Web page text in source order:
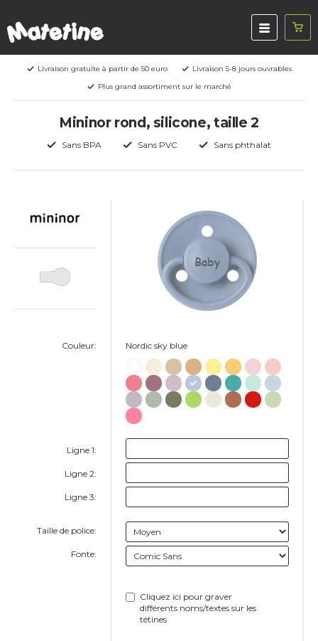
Livraison gratuite à partir de 50 euro
Livraison 5-8 jours ouvrables
Plus grand assortiment sur le marché
Mininor rond, silicone, taille 2
Sans BPA Sans PVC Sans phthalat
Couleur:
Ligne 1:
Ligne 2:
Ligne 3:
Taille de police:
Fonte:
Baby
Nordic sky blue
Cliquez ici pour graver
différents noms/textes sur les
tétines